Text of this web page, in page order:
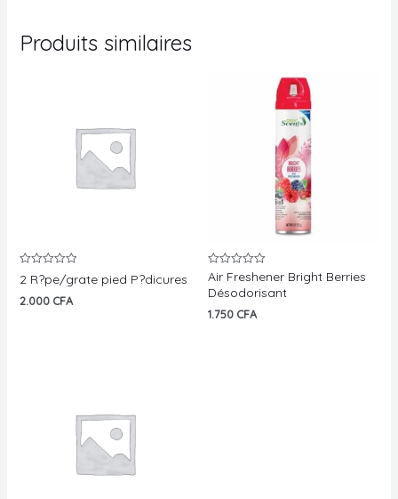
Produits similaires
Note
0
sur
5
2 R?pe/grate pied P?dicures
2.000 CFA
Note
0
sur
Air Freshener Bright Berries
Désodorisant
1.750 CFA